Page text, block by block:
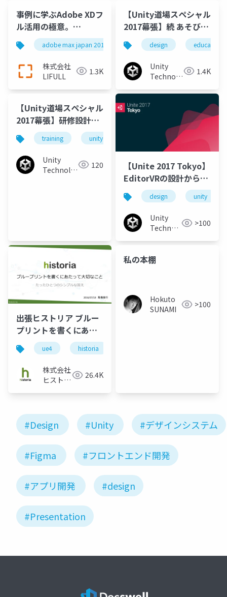
事例に学ぶAdobe XDフ
ル活用の極意。
Photoshop /
Illustratorとの 連携か
ら仕様書作成まで
adobe max japan 2017 adobe xd design
株式会社
LIFULL
1.3K
【Unity道場スペシャル
2017幕張】続 あそびの
デザイン講座
design education
Unity
Technologies 1.4K
【Unity道場スペシャル
2017幕張】研修設計の
ヒントtraining unity unity道場
Unity
Technologies 120
【Unite 2017 Tokyo】
EditorVRの設計から学
んだこと：使えるVRエ
ディターのためのデザ
イン
design unity
Unity
Technologies>100
出張ヒストリア ブルー
プリントを書くにあた
って大切なこと
ue4 historia
株式会社
ヒストリ
26.4K
私の本棚
Hokuto
SUNAMI
>100
#Design #Unity #デザインシステム
#Figma #フロントエンド開発
#アプリ開発 #design
#Presentation